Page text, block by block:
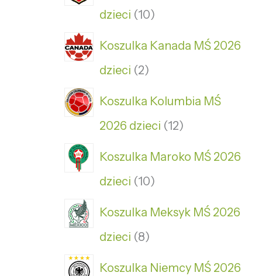
dzieci 10
Koszulka Kanada MŚ 2026
dzieci 2
Koszulka Kolumbia MŚ
2026 dzieci 12
Koszulka Maroko MŚ 2026
dzieci 10
Koszulka Meksyk MŚ 2026
dzieci 8
Koszulka Niemcy MŚ 2026